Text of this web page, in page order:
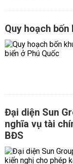
Quy hoạch bốn
Đại diện Sun
nghĩa vụ tài
BĐS